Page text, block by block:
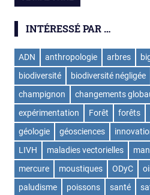
INTÉRESSÉ PAR …
ADN anthropologie arbres
biodiversité
biodiversité négligée
champignon
changements
expérimentation
Forêt forêts
géologie
géosciences
LIVH
maladies vectorielles
mercure
moustiques ODyC
paludisme
poissons santé